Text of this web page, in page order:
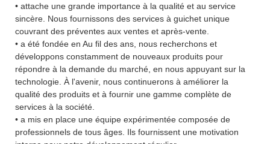
• attache une grande importance à la qualité et au service
sincère. Nous fournissons des services à guichet unique
couvrant des préventes aux ventes et après-vente.
• a été fondée en Au fil des ans, nous recherchons et
développons constamment de nouveaux produits pour
répondre à la demande du marché, en nous appuyant sur la
technologie. À l'avenir, nous continuerons à améliorer la
qualité des produits et à fournir une gamme complète de
services à la société.
• a mis en place une équipe expérimentée composée de
professionnels de tous âges. Ils fournissent une motivation